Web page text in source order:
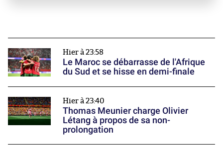
Hier à 23:58
Le Maroc se débarrasse de l'Afrique
du Sud et se hisse en demi-finale
Hier à 23:40
Thomas Meunier charge Olivier
Létang à propos de sa non-
prolongation